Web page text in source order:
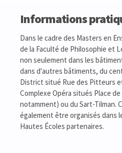
Informations
Dans le cadre des Masters en
de la Faculté de Philosophie et
non seulement dans les
dans d'autres bâtiments, du
District situé Rue des Pitteurs
Complexe Opéra situés Place
notamment) ou du Sart-Tilman.
également être organisés dans
Hautes Écoles partenaires.